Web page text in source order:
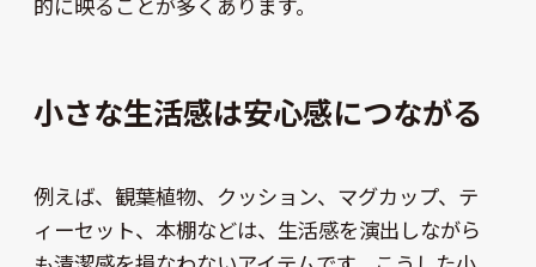
小さな生活感は安心感につながる
例えば、観葉植物、クッション、マグカップ、テ
ィーセット、本棚などは、生活感を演出しながら